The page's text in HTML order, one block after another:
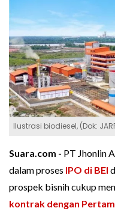
Ilustrasi biodiesel, (Dok:
Suara.com - PT Jhonlin
dalam proses IPO di BEI
prospek bisnih cukup
kontrak dengan